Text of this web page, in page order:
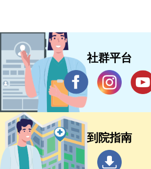
社群平台
到院指南